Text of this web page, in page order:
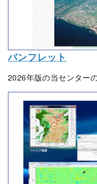
パンフレット
2026年版の当センター